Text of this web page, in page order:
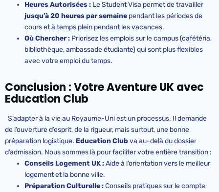
Heures Autorisées : Le Student Visa permet de travailler
jusqu’à 20 heures par semaine pendant les périodes de
cours et à temps plein pendant les vacances.
Où Chercher : Priorisez les emplois sur le campus (cafétéria,
bibliothèque, ambassade étudiante) qui sont plus flexibles
avec votre emploi du temps.
Conclusion : Votre Aventure UK avec
Education Club
S’adapter à la vie au Royaume-Uni est un processus. Il demande
de l’ouverture d’esprit, de la rigueur, mais surtout, une bonne
préparation logistique. Education Clubva au-delà du dossier
d’admission. Nous sommes là pour faciliter votre entière transition :
Conseils Logement UK :Aide à l’orientation vers le meilleur
logement et la bonne ville.
Préparation Culturelle :Conseils pratiques sur le compte